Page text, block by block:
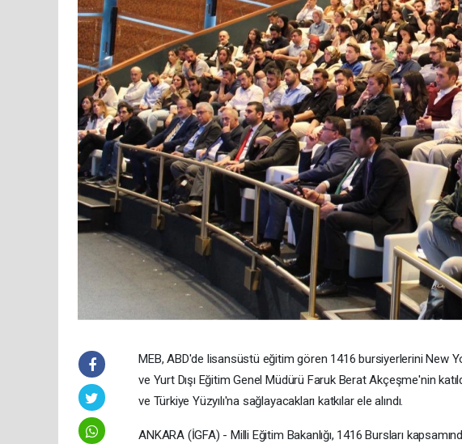
MEB, ABD'de lisansüstü eğitim gören 1416 bursiyerlerini New
ve Yurt Dışı Eğitim Genel Müdürü Faruk Berat Akçeşme'nin
ve Türkiye Yüzyılı'na sağlayacakları katkılar ele alındı.
ANKARA (İGFA) - Milli Eğitim Bakanlığı, 1416 Bursları